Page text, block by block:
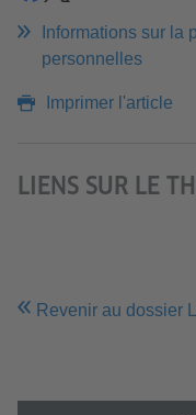
Informations sur la
personnelles
Imprimer l'article
LIENS SUR LE
Revenir au dossier